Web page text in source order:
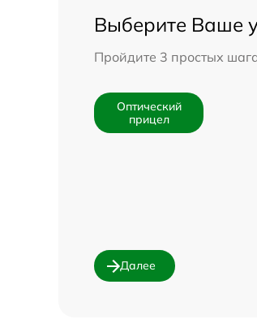
Выберите Ваше
Пройдите 3 простых
Оптический
прицел
Далее